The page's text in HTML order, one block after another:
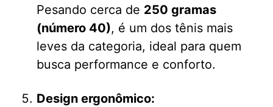
Pesando cerca de 250 gramas
(número 40), é um dos tênis mais
leves da categoria, ideal para quem
busca performance e conforto.
Design ergonômico: